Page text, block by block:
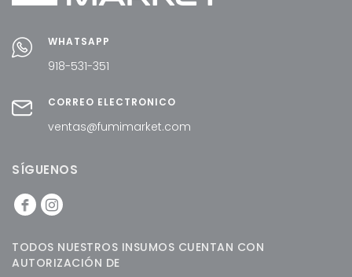
WHATSAPP
918-531-351
CORREO ELECTRÓNICO
ventas@fumimarket.com
SÍGUENOS
TODOS NUESTROS INSUMOS CUENTAN CON
AUTORIZACIÓN DE